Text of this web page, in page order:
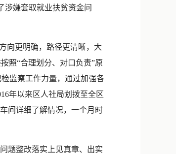
涉嫌套取就业扶贫资金问
向更明确，路径更清晰，大
照“合理划分、对口负责”原
监察工作力量，通过加强各
年以来区人社局划拨至全区
间详细了解情况，一个月时
题整改落实上见真章、出实